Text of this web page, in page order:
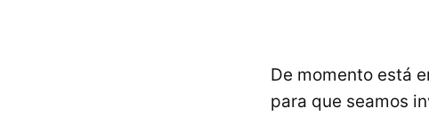
De momento está
para que seamos